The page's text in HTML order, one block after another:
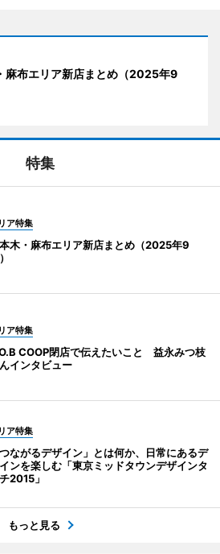
麻布エリア新店まとめ（2025年9
特集
ア特集
木・麻布エリア新店まとめ（2025年9
ア特集
COOP閉店で伝えたいこと 益永みつ枝
インタビュー
ア特集
つながるデザイン」とは何か、日常にあるデ
ンを楽しむ「東京ミッドタウンデザインタ
2015」
もっと見る